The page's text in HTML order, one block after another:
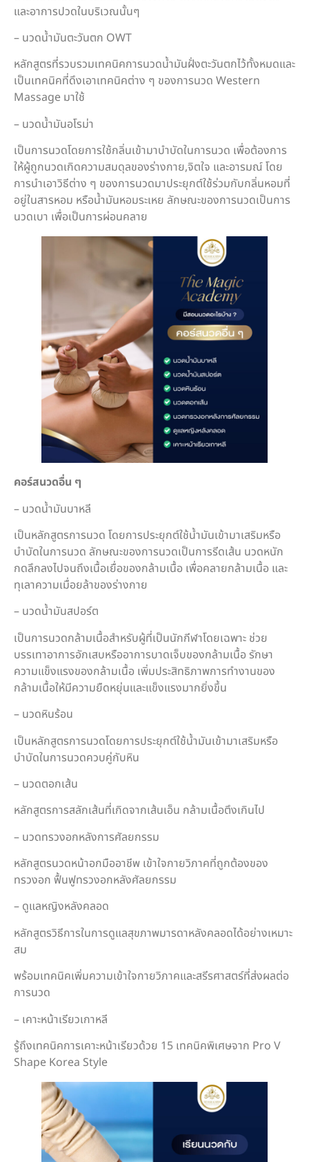
และอาการปวดในบริเวณนั้นๆ
– นวดน้ำมันตะวันตก OWT
หลักสูตรที่รวบรวมเทคนิคการนวดน้ำมันฝั่งตะวันตกไว้ทั้งหมดและ
เป็นเทคนิคที่ดึงเอาเทคนิคต่าง ๆ ของการนวด Western
Massage มาใช้
– นวดน้ำมันอโรม่า
เป็นการนวดโดยการใช้กลิ่นเข้ามาบำบัดในการนวด เพื่อต้องการ
ให้ผู้ถูกนวดเกิดความสมดุลของร่างกาย,จิตใจ และอารมณ์ โดย
การนำเอาวิธีต่าง ๆ ของการนวดมาประยุกต์ใช้ร่วมกับกลิ่นหอมที่
อยู่ในสารหอม หรือน้ำมันหอมระเหย ลักษณะของการนวดเป็นการ
นวดเบา เพื่อเป็นการผ่อนคลาย
คอร์สนวดอื่น ๆ
– นวดน้ำมันบาหลี
เป็นหลักสูตรการนวด โดยการประยุกต์ใช้น้ำมันเข้ามาเสริมหรือ
บำบัดในการนวด ลักษณะของการนวดเป็นการรีดเส้น นวดหนัก
กดลึกลงไปจนถึงเนื้อเยื่อของกล้ามเนื้อ เพื่อคลายกล้ามเนื้อ และ
ทุเลาความเมื่อยล้าของร่างกาย
– นวดน้ำมันสปอร์ต
เป็นการนวดกล้ามเนื้อสำหรับผู้ที่เป็นนักกีฬาโดยเฉพาะ ช่วย
บรรเทาอาการอักเสบหรืออาการบาดเจ็บของกล้ามเนื้อ รักษา
ความแข็งแรงของกล้ามเนื้อ เพิ่มประสิทธิภาพการทำงานของ
กล้ามเนื้อให้มีความยืดหยุ่นและแข็งแรงมากยิ่งขึ้น
– นวดหินร้อน
เป็นหลักสูตรการนวดโดยการประยุกต์ใช้น้ำมันเข้ามาเสริมหรือ
บำบัดในการนวดควบคู่กับหิน
– นวดตอกเส้น
หลักสูตรการสลักเส้นที่เกิดจากเส้นเอ็น กล้ามเนื้อตึงเกินไป
– นวดทรวงอกหลังการศัลยกรรม
หลักสูตรนวดหน้าอกมืออาชีพ เข้าใจกายวิภาคที่ถูกต้องของ
ทรวงอก ฟื้นฟูทรวงอกหลังศัลยกรรม
– ดูแลหญิงหลังคลอด
หลักสูตรวิธีการในการดูแลสุขภาพมารดาหลังคลอดได้อย่างเหมาะ
สม
พร้อมเทคนิคเพิ่มความเข้าใจกายวิภาคและสรีรศาสตร์ที่ส่งผลต่อ
การนวด
– เคาะหน้าเรียวเกาหลี
รู้ถึงเทคนิคการเคาะหน้าเรียวด้วย 15 เทคนิคพิเศษจาก Pro V
Shape Korea Style